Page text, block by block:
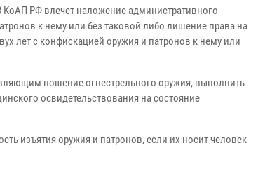
КоАП РФ влечет наложение административного
к нему или без таковой либо лишение права на
лет с конфискацией оружия и патронов к нему или
ношение огнестрельного оружия, выполнить
освидетельствования на состояние
изъятия оружия и патронов, если их носит человек